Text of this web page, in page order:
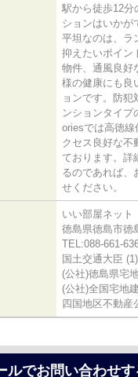
駅から徒歩12分
ションはいかが
平坦なのは、ラ
抑えたいポイン
物件、通風良好
様の健康にも良
ョンです。防犯
ンションタイプ
oriesでは高徳線
クセス良好な不
ております。詳
るのであれば、
せください。
いい部屋ネッ
徳島県徳島市徳
TEL:088-661-
国土交通大臣
(公社)徳島県宅
(公社)全国宅地
四国地区不動産
ルでお問い合わせ